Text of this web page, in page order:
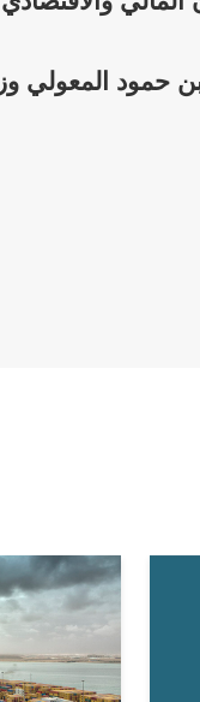
المعولي